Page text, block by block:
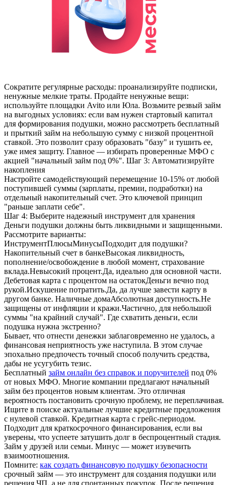
Сократите регулярные расходы: проанализируйте подписки,
ненужные мелкие траты. Продайте ненужные вещи:
используйте площадки Avito или Юла. Возьмите резвый займ
на выгодных условиях: если вам нужен стартовый капитал
для формирования подушки, можно рассмотреть бесплатный
и прыткий займ на небольшую сумму с низкой процентной
ставкой. Это позволит сразу образовать "базу" и тушить ее,
уже имея защиту. Главное — избирать проверенные МФО с
акцией "начальный займ под 0%". Шаг 3: Автоматизируйте
накопления
Настройте самодействующий перемещение 10-15% от любой
поступившей суммы (зарплаты, премии, подработки) на
отдельный накопительный счет. Это ключевой принцип
"раньше заплати себе".
Шаг 4: Выберите надежный инструмент для хранения
Деньги подушки должны быть ликвидными и защищенными.
Рассмотрите варианты:
ИнструментПлюсыМинусыПодходит для подушки?
Накопительный счет в банкеВысокая ликвидность,
пополнение/освобождение в любой момент, страхование
вклада.Невысокий процент.Да, идеально для основной части.
Дебетовая карта с процентом на остатокДеньги вечно под
рукой.Искушение потратить.Да, да лучше завести карту в
другом банке. Наличные домаАбсолютная доступность.Не
защищены от инфляции и кражи.Частично, для небольшой
суммы "на крайний случай". Где схватить деньги, если
подушка нужна экстренно?
Бывает, что отнести денежки заблаговременно не удалось, а
финансовая неприятность уже наступила. В этом случае
эпохально предпочесть точный способ получить средства,
дабы не усугубить тезис.
Бесплатный займ онлайн без справок и поручителей под 0%
от новых МФО. Многие компании предлагают начальный
займ без процентов новым клиентам. Это отличная
вероятность постановить срочную проблему, не переплачивая.
Ищите в поиске актуальные лучшие кредитные предложения
с нулевой ставкой. Кредитная карта с грейс-периодом.
Подходит для краткосрочного финансирования, если вы
уверены, что успеете затушить долг в беспроцентный стадия.
Займ у друзей или семьи. Минус — может изувечить
взаимоотношения.
Помните: как создать финансовую подушку безопасности
срочный займ — это инструмент для создания подушки или
решения ЧП, а не для спонтанных покупок. После решения